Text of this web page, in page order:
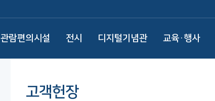
관람편의시설 전시 디지털기념관 교육·행사
고객헌장